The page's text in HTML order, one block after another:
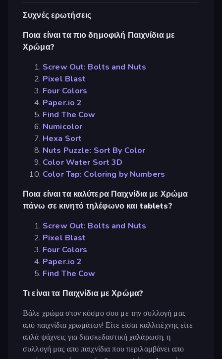
Συχνές ερωτήσεις
Ποια είναι τα πιο δημοφιλή Παιχνίδια με
Χρώμα?
Screw Out: Bolts and Nuts
Pixel Blast
Four Colors
Paper.io 2
Find The Cow
Numicolor
Hexa Sort
Nuts Puzzle: Sort By Color
Color Water Sort 3D
Color Tap: Coloring by Numbers
Ποια είναι τα καλύτερα Παιχνίδια με Χρώμα
πάνω σε κινητό τηλέφωνο και tablets?
Screw Out: Bolts and Nuts
Pixel Blast
Four Colors
Paper.io 2
Find The Cow
Τι είναι τα Παιχνίδια με Χρώμα?
Βάλε χρώμα στον κόσμο σου με την συλλογή μας
από παιχνίδια χρωμάτων! Είτε είσαι καλλιτέχνης είτε
απλά ψάχνεις για διασκεδαστική χαλάρωση, η
συλλογή μας απο παιχνίδια που περιλαμβάνει απο